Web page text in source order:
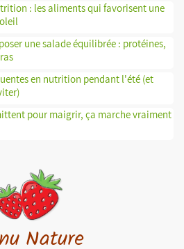
: les aliments qui favorisent une
une salade équilibrée : protéines,
en nutrition pendant l'été (et
pour maigrir, ça marche vraiment
Nature